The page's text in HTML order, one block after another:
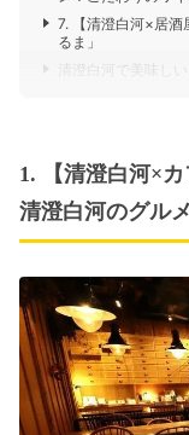
7. 【清澄白河×居酒
るま」
清澄白河で美味し
1. 【清澄白河×
清澄白河のグル